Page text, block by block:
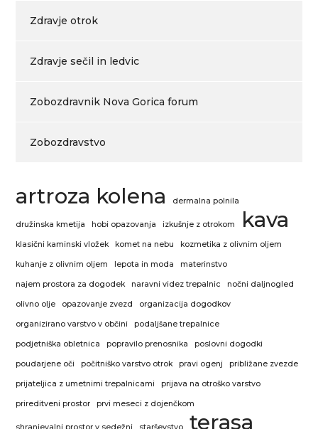
Zdravje otrok
Zdravje sečil in ledvic
Zobozdravnik Nova Gorica forum
Zobozdravstvo
artroza kolena dermalna polnila
družinska kmetija hobi opazovanja izkušnje z otrokom kava
klasični kaminski vložek komet na nebu kozmetika z olivnim oljem
kuhanje z olivnim oljem lepota in moda materinstvo
najem prostora za dogodek naravni videz trepalnic nočni daljnogled
olivno olje opazovanje zvezd organizacija dogodkov
organizirano varstvo v občini podaljšane trepalnice
podjetniška obletnica popravilo prenosnika poslovni dogodki
poudarjene oči počitniško varstvo otrok pravi ogenj približane zvezde
prijateljica z umetnimi trepalnicami prijava na otroško varstvo
prireditveni prostor prvi meseci z dojenčkom
terasa